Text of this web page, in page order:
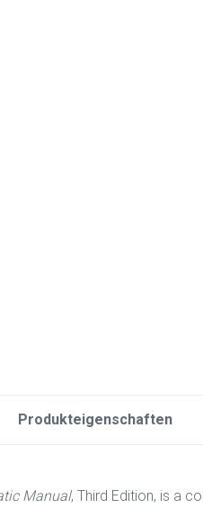
Produkteigenschaften
Manual, Third Edition, is a